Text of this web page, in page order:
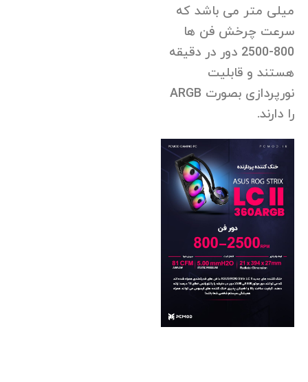
میلی متر می باشد که
سرعت چرخش فن ها
800-2500 دور در دقیقه
هستند و قابلیت
نورپردازی بصورت ARGB
را دارند.